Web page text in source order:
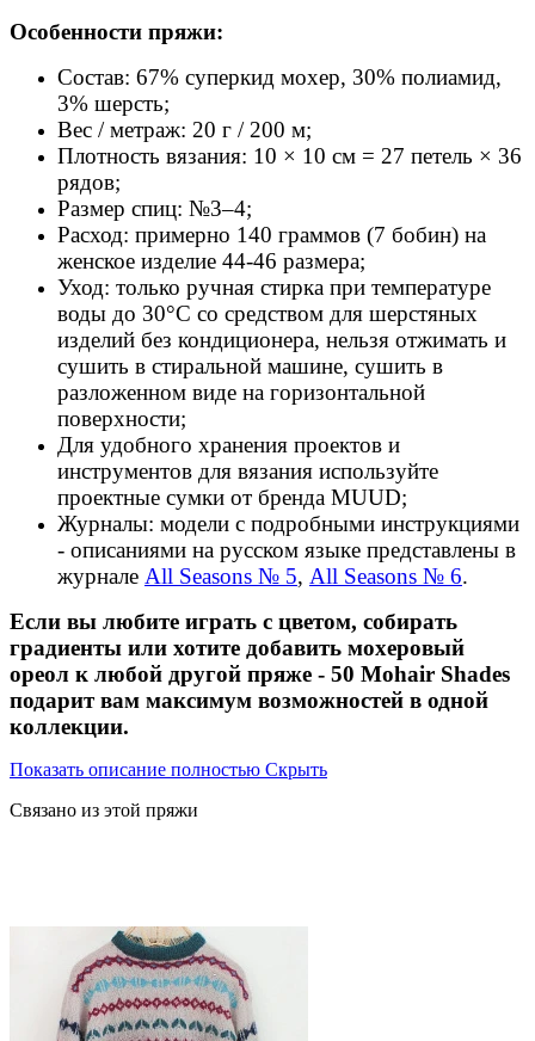
Особенности пряжи:
Состав: 67% суперкид мохер, 30% полиамид,
3% шерсть;
Вес / метраж: 20 г / 200 м;
Плотность вязания: 10 × 10 см = 27 петель × 36
рядов;
Размер спиц: №3–4;
Расход: примерно 140 граммов (7 бобин) на
женское изделие 44-46 размера;
Уход: только ручная стирка при температуре
воды до 30°C со средством для шерстяных
изделий без кондиционера, нельзя отжимать и
сушить в стиральной машине, сушить в
разложенном виде на горизонтальной
поверхности;
Для удобного хранения проектов и
инструментов для вязания используйте
проектные сумки от бренда MUUD;
Журналы: модели с подробными инструкциями
- описаниями на русском языке представлены в
журнале All Seasons № 5, All Seasons № 6.
Если вы любите играть с цветом, собирать
градиенты или хотите добавить мохеровый
ореол к любой другой пряже - 50 Mohair Shades
подарит вам максимум возможностей в одной
коллекции.
Показать описание полностью Скрыть
Связано из этой пряжи